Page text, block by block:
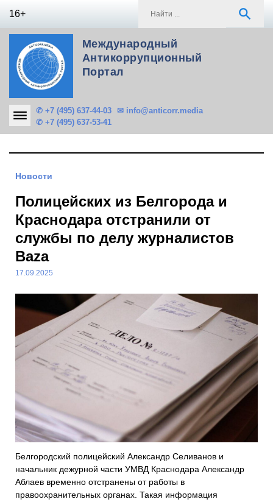
16+ search
Международный
Антикоррупционный
Портал
✆ +7 (495) 637-44-03
✆ +7 (495) 637-53-41
✉ info@anticorr.media
Новости
Полицейских из Белгорода и
Краснодара отстранили от
службы по делу журналистов
Baza
17.09.2025
Белгородский полицейский Александр Селиванов и
начальник дежурной части УМВД Краснодара Александр
Аблаев временно отстранены от работы в
правоохранительных органах. Такая информация